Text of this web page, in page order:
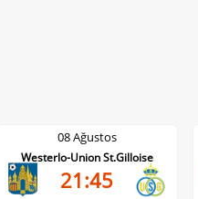
08 Ağustos
St.Truiden-Lommel
21:45